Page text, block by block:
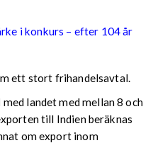
i konkurs – efter 104 år
ett stort frihandelsavtal.
landet med mellan 8 och
till Indien beräknas
om export inom